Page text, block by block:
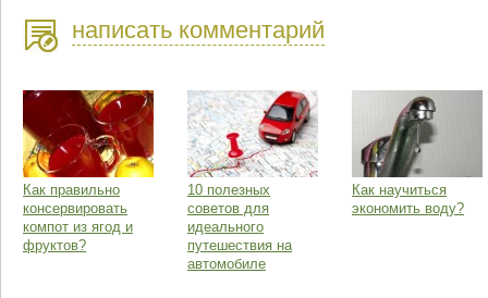
написать комментарий
Как правильно
консервировать
компот из ягод и
фруктов?
10 полезных
советов для
идеального
путешествия на
автомобиле
Как научиться
экономить воду?